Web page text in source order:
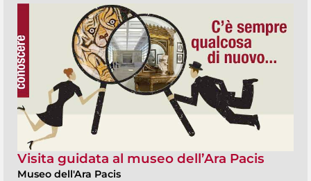
Visita guidata al museo dell’Ara Pacis
Museo dell'Ara Pacis